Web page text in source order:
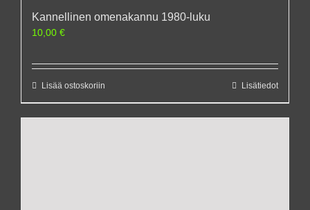
Kannellinen omenakannu 1980-luku
10,00 €
Lisää ostoskoriin Lisätiedot